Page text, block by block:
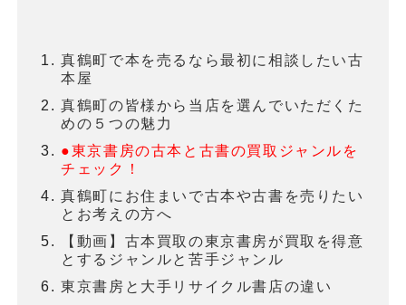
真鶴町で本を売るなら最初に相談したい古
本屋
真鶴町の皆様から当店を選んでいただくた
めの５つの魅力
●東京書房の古本と古書の買取ジャンルを
チェック！
真鶴町にお住まいで古本や古書を売りたい
とお考えの方へ
【動画】古本買取の東京書房が買取を得意
とするジャンルと苦手ジャンル
東京書房と大手リサイクル書店の違い